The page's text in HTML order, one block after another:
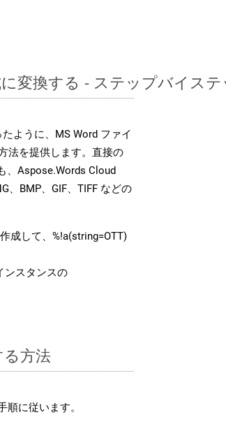
変換する - ステップバイス
ように、MS Word ファイ
法を提供します。直接の
、Aspose.Words Cloud
、BMP、GIF、TIFF などの
成して、%!a(string=OTT)
ンスタンスの
る方法
に従います。